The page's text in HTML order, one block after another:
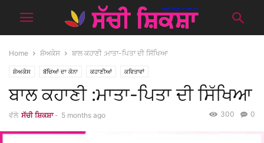
Home ਸ਼ੋਅਕੇਸ ਬਾਲ ਕਹਾਣੀ :ਮਾਤਾ-ਪਿਤਾ ਦੀ ਸਿੱਖਿਆ
ਸ਼ੋਅਕੇਸ ਬੱਚਿਆਂ ਦਾ ਕੋਨਾ ਕਹਾਣੀਆਂ ਕਵਿਤਾਵਾਂ
ਬਾਲ ਕਹਾਣੀ :ਮਾਤਾ-ਪਿਤਾ ਦੀ ਸਿੱਖਿਆ
ਵੱਲੋ ਸੱਚੀ ਸ਼ਿਕਸ਼ਾ - 5 months ago 0
300